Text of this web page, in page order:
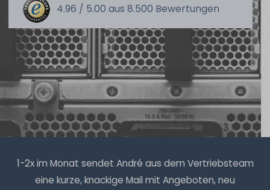
4.96 / 5.00 aus 8.500 Bewertungen
1-2x im Monat sendet André aus dem Vertriebsteam
eine kurze, knackige Mail mit Angeboten, neu